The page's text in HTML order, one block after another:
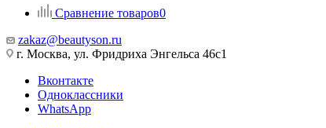
Сравнение товаров0
zakaz@beautyson.ru
г. Москва, ул. Фридриха Энгельса 46с1
Вконтакте
Одноклассники
WhatsApp